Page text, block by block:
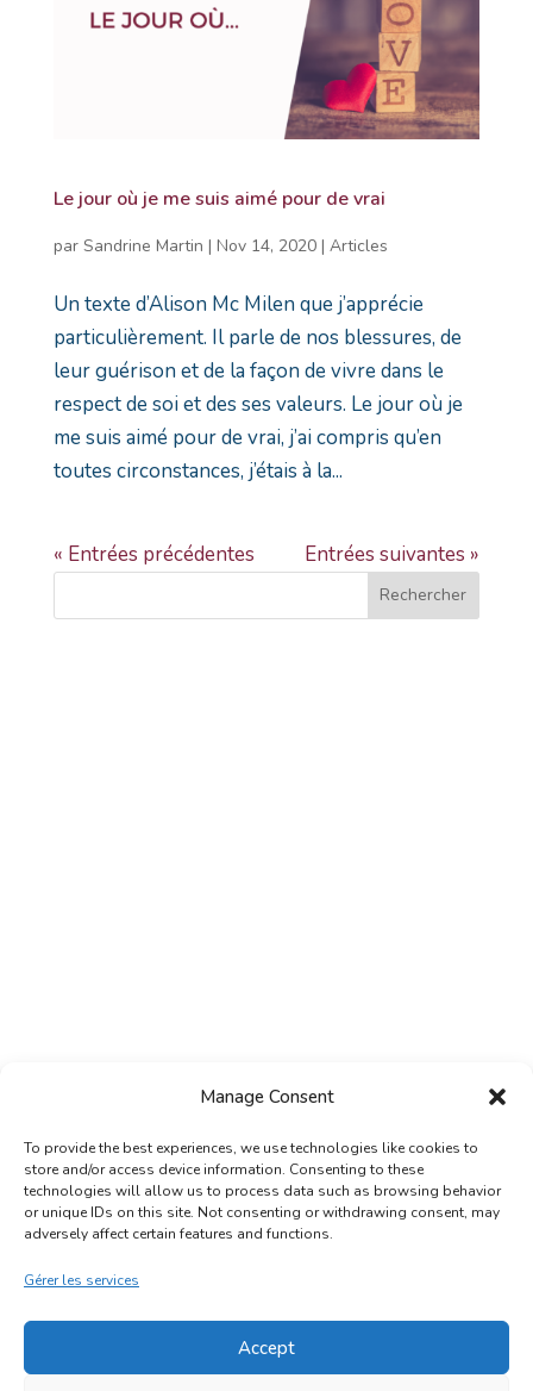
Manage Consent
To provide the best experiences, we use technologies like cookies to
store and/or access device information. Consenting to these
technologies will allow us to process data such as browsing behavior
or unique IDs on this site. Not consenting or withdrawing consent, may
adversely affect certain features and functions.
Gérer les services
Accept
Le jour où je me suis aimé pour de vrai
par Sandrine Martin | Nov 14, 2020| Articles
Un texte d’Alison Mc Milen que j’apprécie
particulièrement. Il parle de nos blessures, de
leur guérison et de la façon de vivre dans le
respect de soi et des ses valeurs. Le jour où je
me suis aimé pour de vrai, j’ai compris qu’en
toutes circonstances, j’étais à la...
« Entrées précédentes Entrées suivantes »
Rechercher
d'utilisation
J'utilise des Cookies pour vous